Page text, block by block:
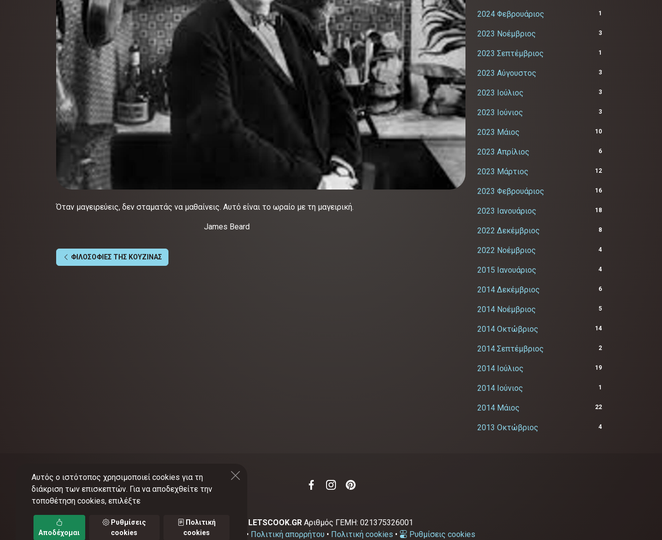
Όταν μαγειρεύεις, δεν σταματάς να μαθαίνεις. Αυτό είναι το ωραίο με τη μαγειρική.
James Beard
ΦΙΛΟΣΟΦΙΕΣ ΤΗΣ ΚΟΥΖΙΝΑΣ
2024 Φεβρουάριος 1
2023 Νοέμβριος 3
2023 Σεπτέμβριος 1
2023 Αύγουστος 3
2023 Ιούλιος 3
2023 Ιούνιος 3
2023 Μάιος 10
2023 Απρίλιος 6
2023 Μάρτιος 12
2023 Φεβρουάριος 16
2023 Ιανουάριος 18
2022 Δεκέμβριος 8
2022 Νοέμβριος 4
2015 Ιανουάριος 4
2014 Δεκέμβριος 6
2014 Νοέμβριος 5
2014 Οκτώβριος 14
2014 Σεπτέμβριος 2
2014 Ιούλιος 19
2014 Ιούνιος 1
2014 Μάιος 22
2013 Οκτώβριος 4
©2012-2026 LETSCOOK.GR Αριθμός ΓΕΜΗ: 021375326001
Όροι χρήσης
• Πολιτική απορρήτου • Πολιτική cookies • Ρυθμίσεις cookies
Αυτός ο ιστότοπος χρησιμοποιεί cookies για τη
διάκριση των επισκεπτών. Για να αποδεχθείτε την
τοποθέτηση cookies, επιλέξτε
Αποδέχομαι
Ρυθμίσεις
cookies
Πολιτική
cookies